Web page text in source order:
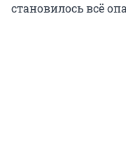
становилось всё